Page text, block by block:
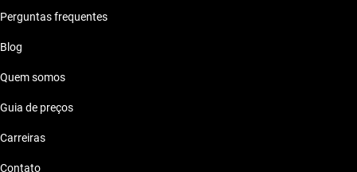
Perguntas frequentes
Blog
Quem somos
Guia de preços
Carreiras
Contato